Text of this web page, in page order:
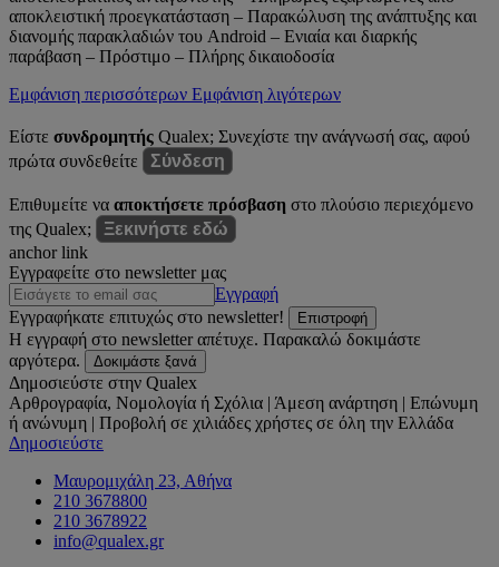
αποκλειστική προεγκατάσταση – Παρακώλυση της ανάπτυξης και
διανομής παρακλαδιών του Android – Ενιαία και διαρκής
παράβαση – Πρόστιμο – Πλήρης δικαιοδοσία
Εμφάνιση περισσότερων Εμφάνιση λιγότερων
Είστε συνδρομητής Qualex; Συνεχίστε την ανάγνωσή σας, αφού
πρώτα συνδεθείτε
Σύνδεση
Επιθυμείτε να αποκτήσετε πρόσβαση στο πλούσιο περιεχόμενο
της Qualex;
Ξεκινήστε εδώ
anchor link
Εγγραφείτε στο newsletter μας
Εγγραφή
Εγγραφήκατε επιτυχώς στο newsletter!
Επιστροφή
Η εγγραφή στο newsletter απέτυχε. Παρακαλώ δοκιμάστε
αργότερα.
Δοκιμάστε ξανά
Δημοσιεύστε στην Qualex
Αρθρογραφία, Νομολογία ή Σχόλια | Άμεση ανάρτηση | Επώνυμη
ή ανώνυμη | Προβολή σε χιλιάδες χρήστες σε όλη την Ελλάδα
Δημοσιεύστε
Μαυρομιχάλη 23, Αθήνα
210 3678800
210 3678922
info@qualex.gr